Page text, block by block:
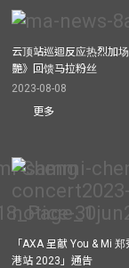
云顶站巡迴反应热烈加
艷》回馈马拉粉丝
2023-08-08
更多
「AXA 呈献 You & Mi
港站 2023」通告